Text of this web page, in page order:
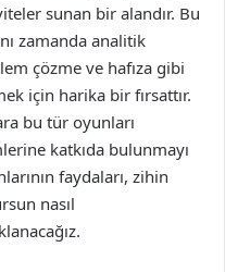
sunan bir alandır. Bu
zamanda analitik
çözme ve hafıza gibi
için harika bir fırsattır.
bu tür oyunları
katkıda bulunmayı
faydaları, zihin
nasıl